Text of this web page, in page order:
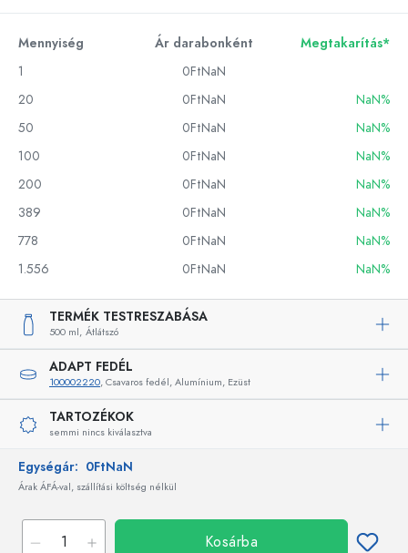
Mennyiség Ár darabonként
Megtakarítás*
1
0FtNaN
20
0FtNaN
NaN%
50
0FtNaN
NaN%
100
0FtNaN
NaN%
200
0FtNaN
NaN%
389
0FtNaN
NaN%
778
0FtNaN
NaN%
1.556
0FtNaN NaN%
TERMÉK TESTRESZABÁSA
500 ml, Átlátszó
ADAPT FEDÉL
100002220, Csavaros fedél, Alumínium, Ezüst
TARTOZÉKOK
semmi nincs kiválasztva
Egységár: 0FtNaN
Árak ÁFÁ-val, szállítási költség nélkül
Kosárba